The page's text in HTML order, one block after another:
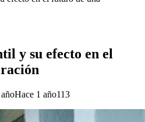
y su efecto en el
Hace 1 año113